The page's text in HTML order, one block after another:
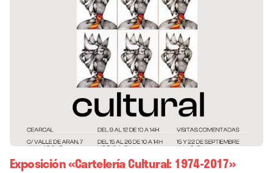
Exposición «Cartelería Cultural: 1974-2017»